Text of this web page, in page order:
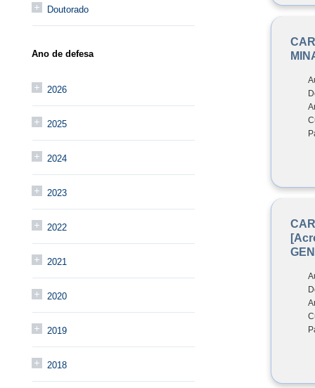
Doutorado
Ano de defesa
2026
2025
2024
2023
2022
2021
2020
2019
2018